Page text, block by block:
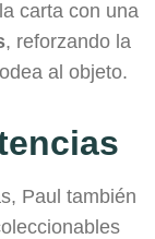
carta con una
, reforzando la
al objeto.
Paul también